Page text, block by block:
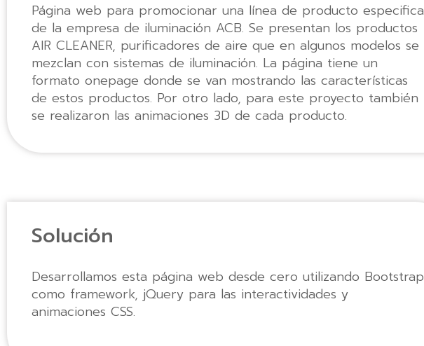
Página web para promocionar una línea de producto especifica
de la empresa de iluminación ACB. Se presentan los productos
AIR CLEANER, purificadores de aire que en algunos modelos se
mezclan con sistemas de iluminación. La página tiene un
formato onepage donde se van mostrando las características
de estos productos. Por otro lado, para este proyecto también
se realizaron las animaciones 3D de cada producto.
Solución
Desarrollamos esta página web desde cero utilizando Bootstrap
como framework, jQuery para las interactividades y
animaciones CSS.